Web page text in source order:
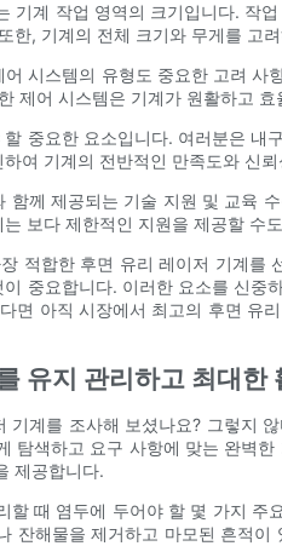
기계 작업 영역의 크기입니다. 작
한, 기계의 전체 크기와 무게를 고
시스템의 유형도 중요한 고려
제어 시스템은 기계가 원활하고
중요한 요소입니다. 여러분은
여 기계의 전반적인 만족도와 신
함께 제공되는 기술 지원 및 교육
보다 제한적인 지원을 제공할 수
적합한 후면 유리 레이저 기계
중요합니다. 이러한 요소를 신
면 아직 시장에서 최고의 후면 유
유지 관리하고 최대한
기계를 조사해 보셨나요? 그렇지
탐색하고 요구 사항에 맞는 완벽
제공합니다.
할 때 염두에 두어야 할 몇 가지
잔해물을 제거하고 마모된 흔적